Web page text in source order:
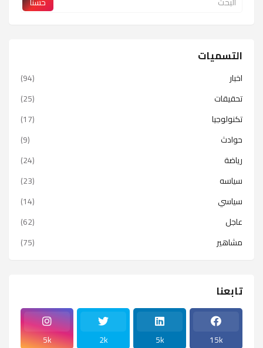
التسميات
اخبار
(94)
تحقيقات
(25)
تكنولوجيا
(17)
حوادث
(9)
رياضة
(24)
سياسه
(23)
سياسي
(14)
عاجل
(62)
مشاهير
(75)
تابعنا
15k
5k
2k
5k